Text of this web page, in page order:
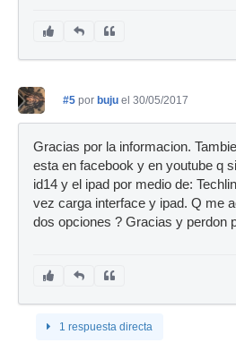
#5 por buju el 30/05/2017
Gracias por la informacion.
esta en facebook y en youtube q
id14 y el ipad por medio de:
vez carga interface y ipad. Q me
dos opciones ? Gracias y perdon
1 respuesta directa